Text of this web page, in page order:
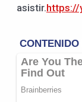
asistir.https://